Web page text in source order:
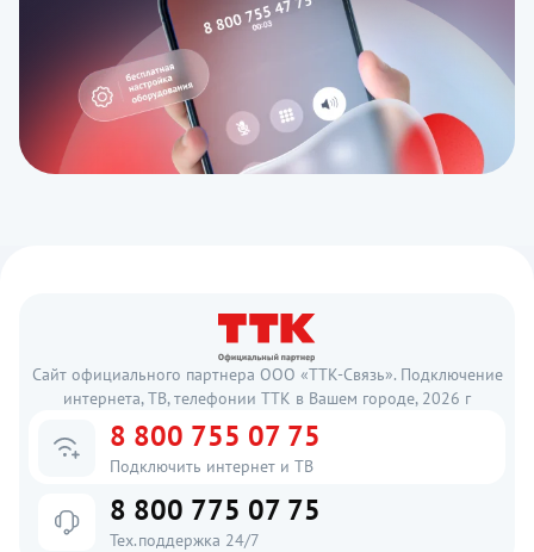
Сайт официального партнера ООО «ТТК-Связь». Подключение
интернета, ТВ, телефонии ТТК в Вашем городе, 2026 г
8 800 755 07 75
Подключить интернет и ТВ
8 800 775 07 75
Тех.поддержка 24/7